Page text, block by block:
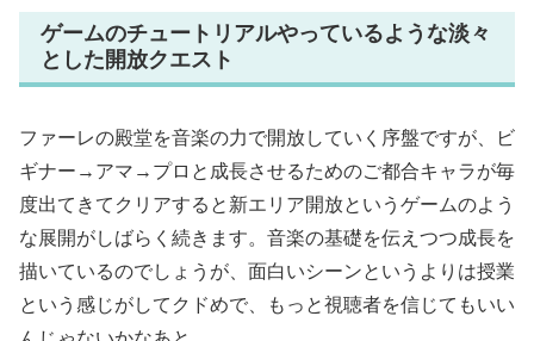
ゲームのチュートリアルやっているような淡々
とした開放クエスト
ファーレの殿堂を音楽の力で開放していく序盤ですが、ビ
ギナー→アマ→プロと成長させるためのご都合キャラが毎
度出てきてクリアすると新エリア開放というゲームのよう
な展開がしばらく続きます。音楽の基礎を伝えつつ成長を
描いているのでしょうが、面白いシーンというよりは授業
という感じがしてクドめで、もっと視聴者を信じてもいい